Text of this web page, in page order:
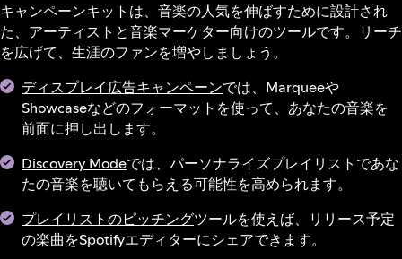
キャンペーンキットは、音楽の人気を伸ばすために設計され
た、アーティストと音楽マーケター向けのツールです。リーチ
を広げて、生涯のファンを増やしましょう。
ディスプレイ広告キャンペーンでは、Marqueeや
Showcaseなどのフォーマットを使って、あなたの音楽を
前面に押し出します。
Discovery Modeでは、パーソナライズプレイリストであな
たの音楽を聴いてもらえる可能性を高められます。
プレイリストのピッチングツールを使えば、リリース予定
の楽曲をSpotifyエディターにシェアできます。